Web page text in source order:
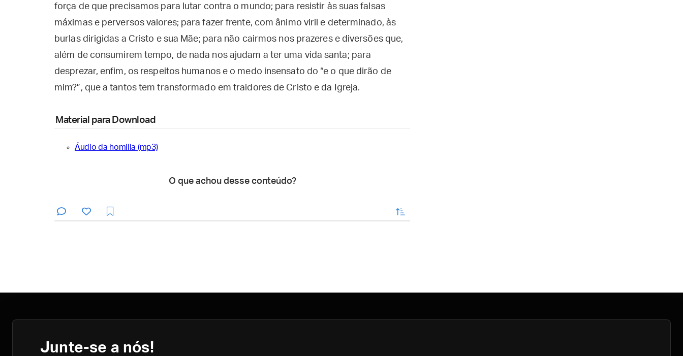
força de que precisamos para lutar contra o mundo; para resistir às suas falsas
máximas e perversos valores; para fazer frente, com ânimo viril e determinado, às
burlas dirigidas a Cristo e sua Mãe; para não cairmos nos prazeres e diversões que,
além de consumirem tempo, de nada nos ajudam a ter uma vida santa; para
desprezar, enfim, os respeitos humanos e o medo insensato do “e o que dirão de
mim?”, que a tantos tem transformado em traidores de Cristo e da Igreja.
Material para Download
Áudio da homilia (mp3)
O que achou desse conteúdo?
enviar
Junte-se a nós!